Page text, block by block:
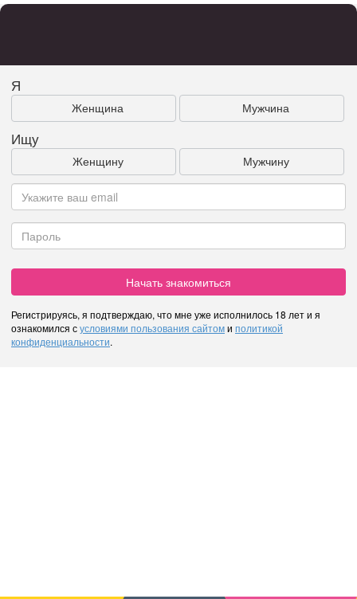
Я
Женщина Мужчина
Ищу
Женщину Мужчину
Начать знакомиться
Регистрируясь, я подтверждаю, что мне уже исполнилось 18 лет и я
ознакомился сусловиями пользования сайтоми политикой
конфиденциальности.